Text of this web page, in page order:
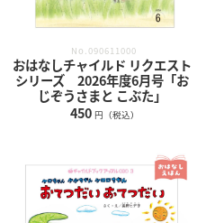
No.090611000
おはなしチャイルド リクエスト
シリーズ 2026年度6月号「お
じぞうさまと こぶた」
450 円（税込）